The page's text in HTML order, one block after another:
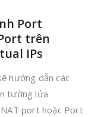
Port
trên
IPs
hướng dẫn các
tường lửa
port hoặc Port